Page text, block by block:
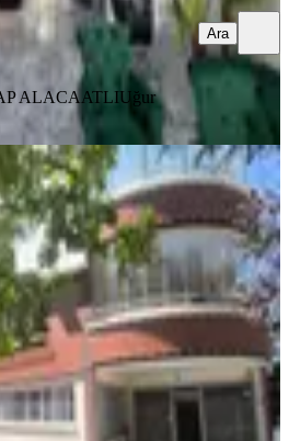
ALACAATLIUğur
Ara
Kemal'de Park Manzaralı
Büro-mağaza Dükkan
m²·Düz Giriş (Zemin)· 21.07.2026
GÜRSEL ŞERİFE GÜZELGÜN